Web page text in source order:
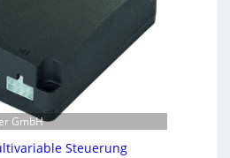
GmbH
Steuerung